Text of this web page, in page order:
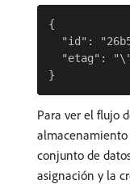
{
"id":
"etag":
Para ver el flujo
conjunto de
asignación y la